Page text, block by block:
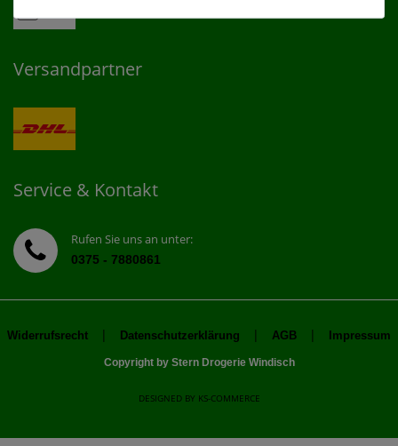
Versandpartner
Service & Kontakt
Rufen Sie uns an unter:
0375 - 7880861
Widerrufsrecht | Datenschutzerklärung | AGB | Impressum
Copyright by Stern Drogerie Windisch
DESIGNED BY KS-COMMERCE